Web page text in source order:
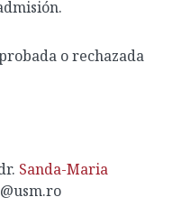
o rechazada
Sanda-Maria